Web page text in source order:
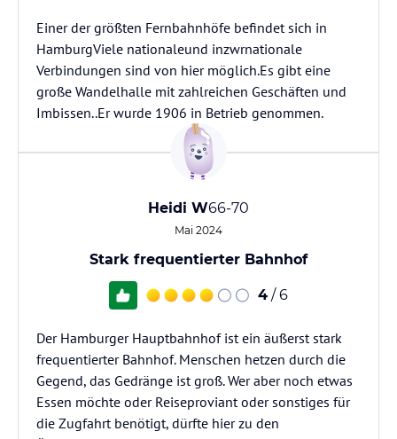
Einer der größten Fernbahnhöfe befindet sich in
HamburgViele nationaleund inzwrnationale
Verbindungen sind von hier möglich.Es gibt eine
große Wandelhalle mit zahlreichen Geschäften und
Imbissen..Er wurde 1906 in Betrieb genommen.
Heidi W66-70
Mai 2024
Stark frequentierter Bahnhof
4 / 6
Der Hamburger Hauptbahnhof ist ein äußerst stark
frequentierter Bahnhof. Menschen hetzen durch die
Gegend, das Gedränge ist groß. Wer aber noch etwas
Essen möchte oder Reiseproviant oder sonstiges für
die Zugfahrt benötigt, dürfte hier zu den